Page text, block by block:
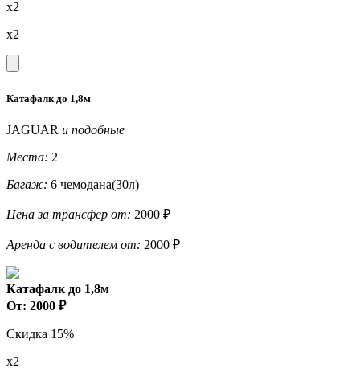
x2
x2
Катафалк до 1,8м
JAGUAR и подобные
Места: 2
Багаж: 6 чемодана(30л)
Цена за трансфер от: 2000 ₽
Аренда с водителем от: 2000 ₽
Катафалк до 1,8м
От: 2000 ₽
Скидка 15%
x2